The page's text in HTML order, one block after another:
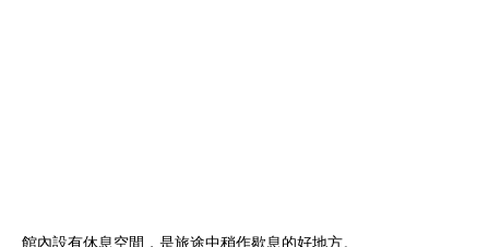
館內設有休息空間，是旅途中稍作歇息的好地方。